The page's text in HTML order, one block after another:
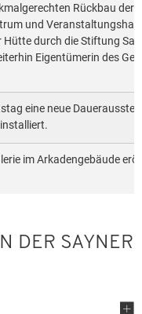
Rückbau der
und
Hütte durch die Stiftung
Eigentümerin des
eine neue
im Arkadengebäude
DER SAYNER